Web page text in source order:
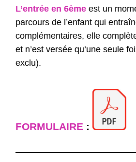
L’entrée en 6ème est un
parcours de l’enfant qui
complémentaires, elle
et n’est versée qu’une seule
exclu).
FORMULAIRE :